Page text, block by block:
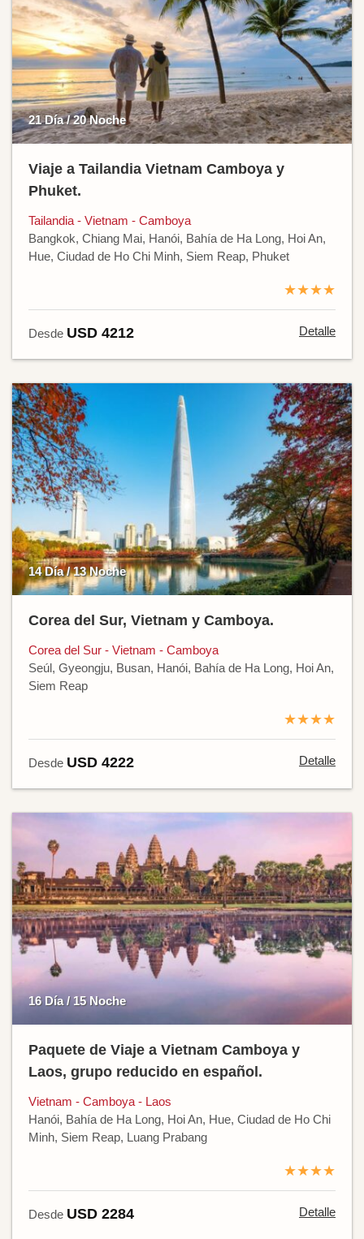
21 Día / 20 Noche
Viaje a Tailandia Vietnam Camboya y
Phuket.
Tailandia - Vietnam - Camboya
Bangkok, Chiang Mai, Hanói, Bahía de Ha Long, Hoi An,
Hue, Ciudad de Ho Chi Minh, Siem Reap, Phuket
★★★★
Desde USD 4212 Detalle
14 Día / 13 Noche
Corea del Sur, Vietnam y Camboya.
Corea del Sur - Vietnam - Camboya
Seúl, Gyeongju, Busan, Hanói, Bahía de Ha Long, Hoi An,
Siem Reap
★★★★
Desde USD 4222 Detalle
16 Día / 15 Noche
Paquete de Viaje a Vietnam Camboya y
Laos, grupo reducido en español.
Vietnam - Camboya - Laos
Hanói, Bahía de Ha Long, Hoi An, Hue, Ciudad de Ho Chi
Minh, Siem Reap, Luang Prabang
★★★★
Desde USD 2284 Detalle